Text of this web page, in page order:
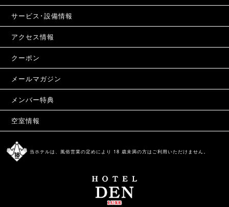
サービス･設備情報
アクセス情報
クーポン
メールマガジン
メンバー特典
空室情報
当ホテルは、風俗営業の定めにより 18 歳未満の方はご利用いただけません。